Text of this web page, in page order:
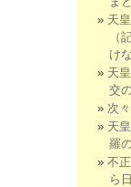
天
（
け
天
交
次
天
羅
不
ら